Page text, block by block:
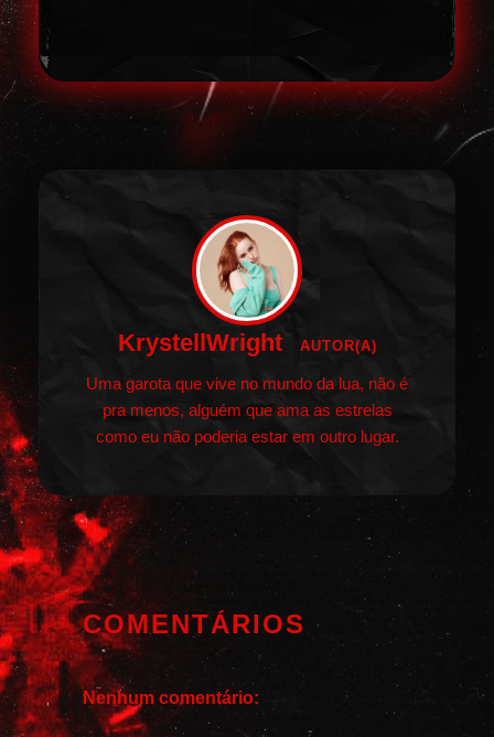
KrystellWright AUTOR(A)
Uma garota que vive no mundo da lua, não é
pra menos, alguém que ama as estrelas
como eu não poderia estar em outro lugar.
COMENTÁRIOS
Nenhum comentário: